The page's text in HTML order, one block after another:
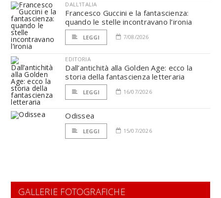
DALL'ITALIA
Francesco Guccini e la fantascienza:
quando le stelle incontravano l’ironia
LEGGI 7/08/2026
EDITORIA
Dall’antichità alla Golden Age: ecco la
storia della fantascienza letteraria
LEGGI 16/07/2026
Odissea
LEGGI 15/07/2026
GALLERIE FOTOGRAFICHE